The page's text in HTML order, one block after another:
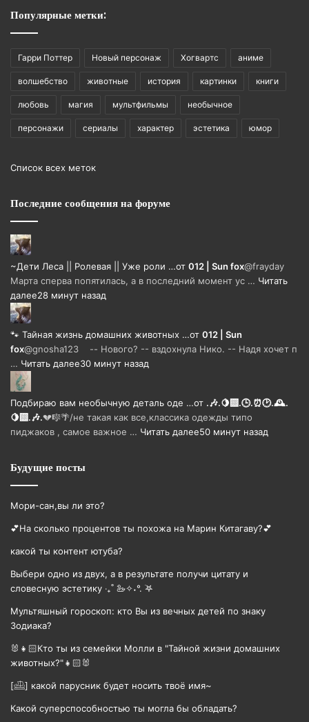
Популярные метки:
Гарри Поттер Новый персонаж Хогвартс аниме
волшебство животные история картинки книги
любовь магия мультфильмы необычное
персонажи сериалы характер эстетика юмор
Список всех меток
Последние сообщения на форуме
~Дети Леса || Ролевая || Уже роли …от 012 | Sun fox@frayday
Марта сперва попятилась, а в последний момент ус … Читать
далее28 минут назад
🐾 Тайная жизнь домашних животных …от 012 | Sun
fox@gnosha123 -- Нового? -- вздохнула Нико. -- Надя хочет п
… Читать далее30 минут назад
Подбираю вам необычную деталь оде …от .🎶.🍋‍🟩.🕒.⏰🕑.🕰️.
🍋‍🟩.🎶.💔🎼🌴/не такая как все,классика одежды типо
пиджаков , самое важное … Читать далее50 минут назад
Будущие посты
Мори-сан,вы ли это?
💕На сколько процентов ты похожа на Марин Китагаву?💕
какой ты контент ютуба?
Выбери одно из двух, а в результате получи цитату и
словесную эстетику ‧₊˚ 🦢✧˖°. ࣪𖤐
Мультяшный гороскоп: кто Вы из вечных детей по знаку
Зодиака?
🐰👧🏻Кто ты из семейки Молли в "Тайной жизни домашних
животных?"👧🏻🐰
[𓊝] какой парусник будет носить твоë имя~
Какой суперспособностью ты могла бы обладать?